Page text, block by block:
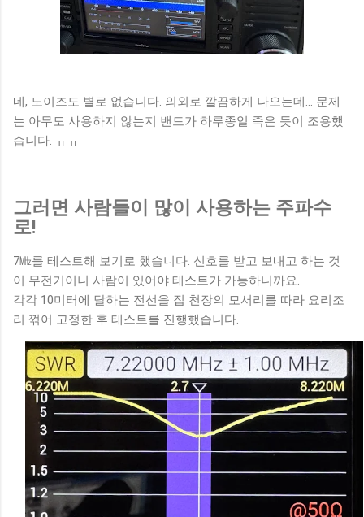
네, 노이즈도 별로 없습니다. 의외로 깔끔하게 나오는데... 문제
는 아무도 사용하지 않는지 밴드가 하루종일 죽은 듯이 조용했
습니다. ㅠㅠ
그러면 사람들이 많이 사용하는 주파수
로!
7㎒를 테스트해 보기로 했습니다. 신호를 받고 보내고 하는 것
이 무전기이니 사람이 있어야 테스트가 가능하니까요.
각각 10미터에 달하는 전선을 집 천장의 모서리를 따라 요리조
리 꺾어 고정한 후 테스트를 진행했습니다.